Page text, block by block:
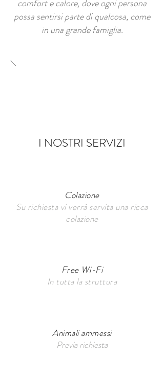
comfort e calore, dove ogni persona
possa sentirsi parte di qualcosa, come
in una grande famiglia.
I NOSTRI SERVIZI
Colazione
Su richiesta vi verrà servita una ricca
colazione
Free Wi-Fi
In tutta la struttura
Animali ammessi
Previa richiesta